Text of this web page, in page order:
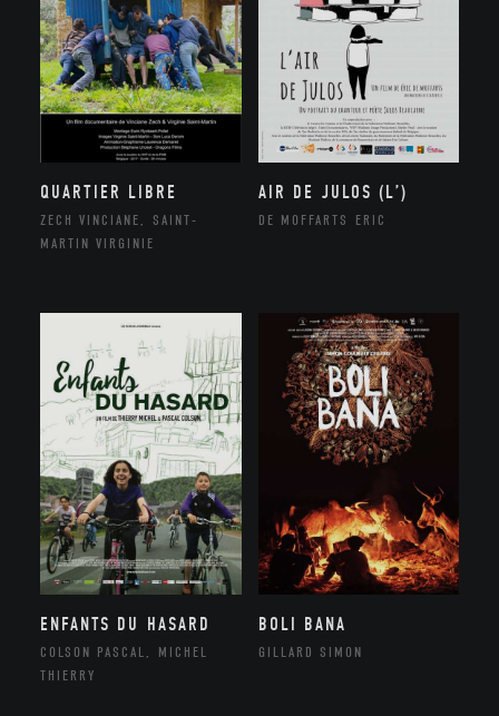
QUARTIER LIBRE
ZECH VINCIANE, SAINT-
MARTIN VIRGINIE
AIR DE JULOS (L’)
DE MOFFARTS ERIC
ENFANTS DU HASARD
COLSON PASCAL, MICHEL
THIERRY
BOLI BANA
GILLARD SIMON